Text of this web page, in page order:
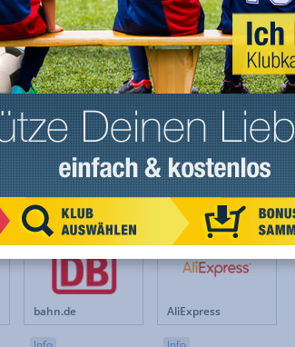
Teamsportbedarf.de
Info
lidl.de
Info
11teamsports
Info
Groupon
Info
bahn.de AliExpress